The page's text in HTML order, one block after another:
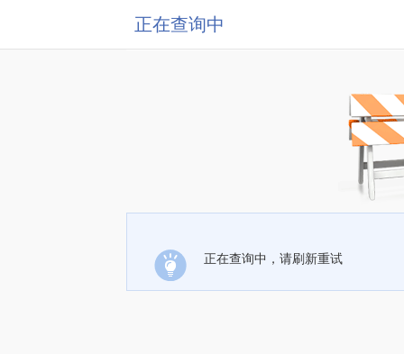
正在查询中
正在查询中，请刷新重试